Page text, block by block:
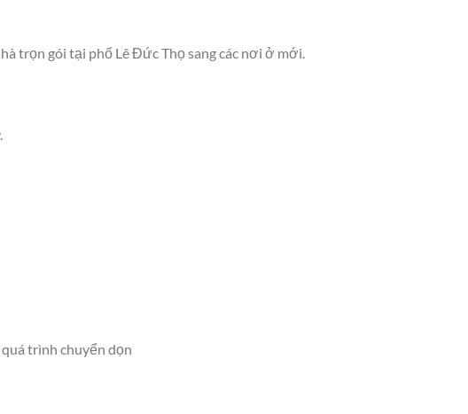
trọn gói tại phố Lê Đức Thọ sang các nơi ở mới.
trình chuyển dọn